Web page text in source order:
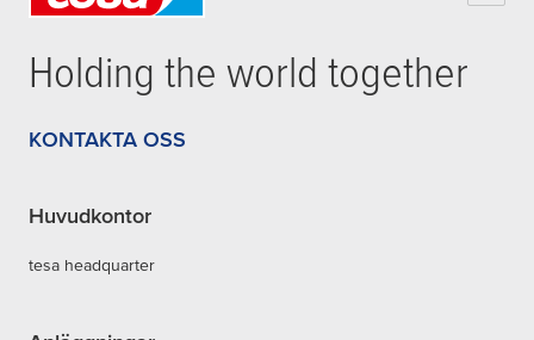
Holding the world together
KONTAKTA OSS
Huvudkontor
tesa headquarter